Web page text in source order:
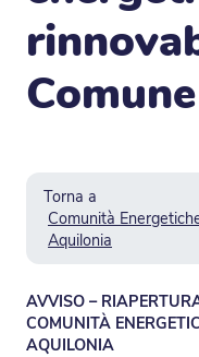
Torna a
Comunità
Aquilonia
AVVISO –
COMUNITÀ
AQUILONIA